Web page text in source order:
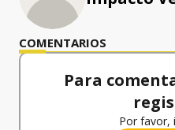
COMENTARIOS
Para
Por favor,